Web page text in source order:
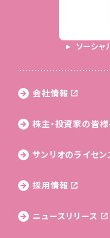
ソーシャ
会社情報
株主・投資家の皆
サンリオのライセン
採用情報
ニュースリリース